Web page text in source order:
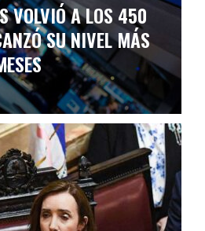
VOLVIÓ A LOS 450
SU NIVEL MÁS